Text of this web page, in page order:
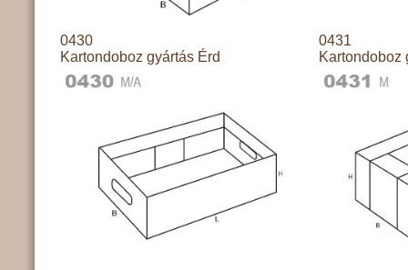
0430
Kartondoboz gyártás Érd
0431
Kartondoboz